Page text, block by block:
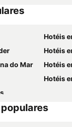
Freire
Caminos
Playas
de Liencres
Playa
Ojo
La Cavada
El
Hotéis
Hotéis
do Mar
Hotéis
Hotéis